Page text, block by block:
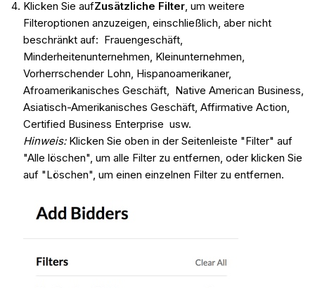
Klicken Sie aufZusätzliche Filter, um weitere
Filteroptionen anzuzeigen, einschließlich, aber nicht
beschränkt auf: Frauengeschäft,
Minderheitenunternehmen, Kleinunternehmen,
Vorherrschender Lohn, Hispanoamerikaner,
Afroamerikanisches Geschäft, Native American Business,
Asiatisch-Amerikanisches Geschäft, Affirmative Action,
Certified Business Enterprise usw.
Hinweis:Klicken Sie oben in der Seitenleiste "Filter" auf
"Alle löschen", um alle Filter zu entfernen, oder klicken Sie
auf "Löschen", um einen einzelnen Filter zu entfernen.